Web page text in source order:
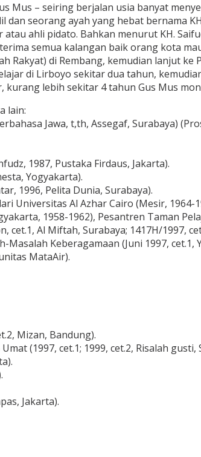
Mus – seiring berjalan usia banyat
seorang ayah yang hebat bernama
ahli pidato. Bahkan menurut KH.
semua kalangan baik orang kota
Rakyat) di Rembang, kemudian lanjut
di Lirboyo sekitar dua tahun,
kurang lebih sekitar 4 tahun Gus Mus
lain:
Jawa, t,th, Assegaf, Surabaya)
1987, Pustaka Firdaus, Jakarta).
Yogyakarta).
1996, Pelita Dunia, Surabaya).
Universitas Al Azhar Cairo (Mesir,
1958-1962), Pesantren Taman
cet.1, Al Miftah, Surabaya; 1417H/1997,
Masalah Keberagamaan (Juni 1997,
MataAir).
Mizan, Bandung).
(1997, cet.1; 1999, cet.2, Risalah gusti,
Jakarta).